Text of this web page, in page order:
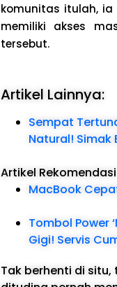
komunitas itulah,
memiliki akses
tersebut.
Artikel Lainnya:
Sempat
Natural!
Artikel
MacBook
Tombol Power
Gigi! Servis
Tak berhenti di